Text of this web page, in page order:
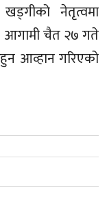
नेतृत्वमा
आगामी चैत २७ गते
आव्हान गरिएको